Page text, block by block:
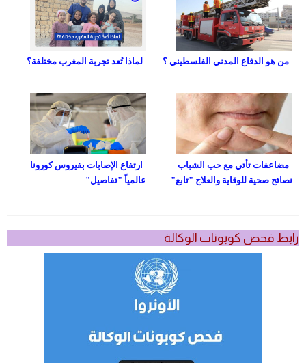
لماذا تُعد تجربة المغرب مختلفة؟ من هو الدفاع المدني الفلسطيني ؟
ارتفاع الإصابات بفيروس كورونا
عالمياً "تفاصيل"
مضاعفات تأتي مع حب الشباب
نصائح صحية للوقاية والعلاج "تابع"
رابط فحص كوبونات الوكالة